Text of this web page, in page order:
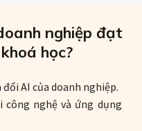
nghiệp đạt
học?
AI của doanh nghiệp.
nghệ và ứng dụng